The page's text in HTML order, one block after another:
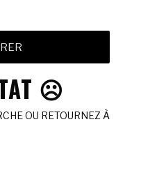
☹️
OU RETOURNEZ À